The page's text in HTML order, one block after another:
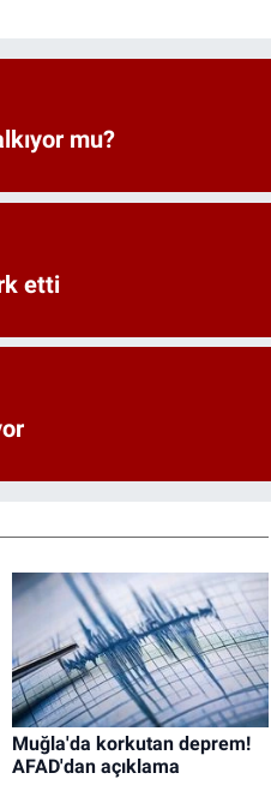
mu?
etti
Muğla'da korkutan deprem!
AFAD'dan açıklama